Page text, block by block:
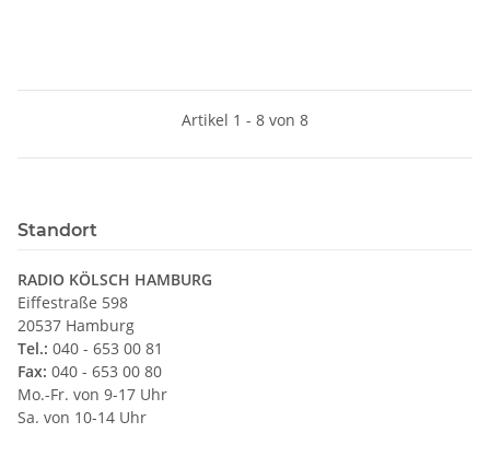
Artikel 1 - 8 von 8
Standort
RADIO KÖLSCH HAMBURG
Eiffestraße 598
20537 Hamburg
Tel.: 040 - 653 00 81
Fax: 040 - 653 00 80
Mo.-Fr. von 9-17 Uhr
Sa. von 10-14 Uhr